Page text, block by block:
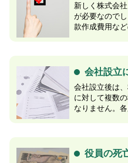
新しく株式会
が必要なので
款作成費用な
会社設立
会社設立後は
に対して複数
なりません。
役員の死